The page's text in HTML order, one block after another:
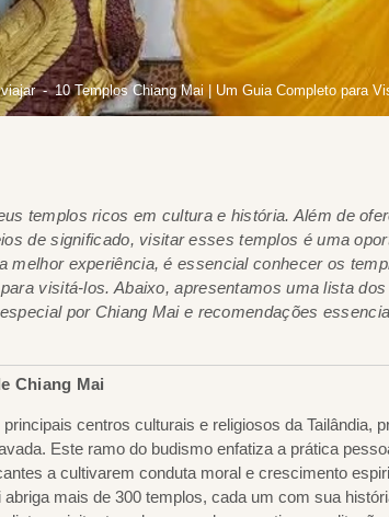
10 Templos Chiang Mai | Um Guia Completo para
templos ricos em cultura e história. Além de
de significado, visitar esses templos é uma
melhor experiência, é essencial conhecer os
visitá-los. Abaixo, apresentamos uma lista
por Chiang Mai e recomendações
Chiang Mai
centros culturais e religiosos da Tailândia,
Este ramo do budismo enfatiza a prática
a cultivarem conduta moral e crescimento
mais de 300 templos, cada um com sua